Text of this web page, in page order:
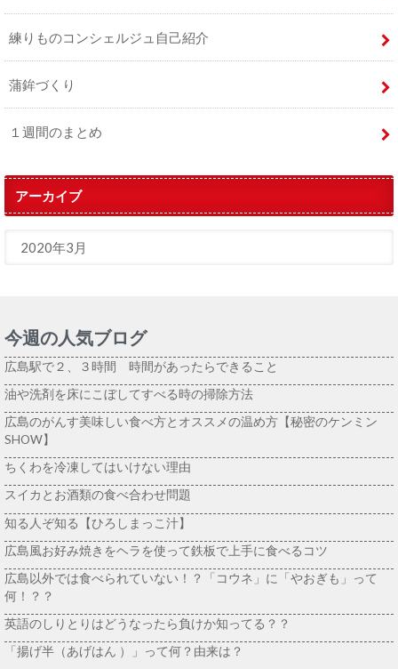
練りものコンシェルジュ自己紹介
蒲鉾づくり
１週間のまとめ
アーカイブ
今週の人気ブログ
広島駅で２、３時間 時間があったらできること
油や洗剤を床にこぼしてすべる時の掃除方法
広島のがんす美味しい食べ方とオススメの温め方【秘密のケンミン
SHOW】
ちくわを冷凍してはいけない理由
スイカとお酒類の食べ合わせ問題
知る人ぞ知る【ひろしまっこ汁】
広島風お好み焼きをヘラを使って鉄板で上手に食べるコツ
広島以外では食べられていない！？「コウネ」に「やおぎも」って
何！？？
英語のしりとりはどうなったら負けか知ってる？？
「揚げ半（あげはん ）」って何？由来は？